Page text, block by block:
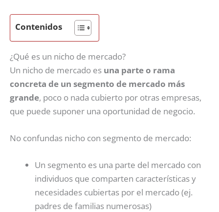
Contenidos
¿Qué es un nicho de mercado?
Un nicho de mercado es una parte o rama
concreta de un segmento de mercado más
grande, poco o nada cubierto por otras empresas,
que puede suponer una oportunidad de negocio.
No confundas nicho con segmento de mercado:
Un segmento es una parte del mercado con
individuos que comparten características y
necesidades cubiertas por el mercado (ej.
padres de familias numerosas)